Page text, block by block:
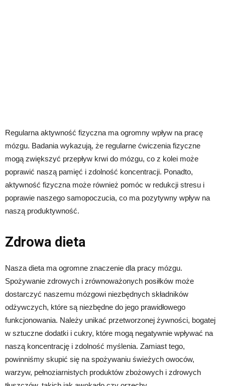
Regularna aktywność fizyczna ma ogromny wpływ na pracę
mózgu. Badania wykazują, że regularne ćwiczenia fizyczne
mogą zwiększyć przepływ krwi do mózgu, co z kolei może
poprawić naszą pamięć i zdolność koncentracji. Ponadto,
aktywność fizyczna może również pomóc w redukcji stresu i
poprawie naszego samopoczucia, co ma pozytywny wpływ na
naszą produktywność.
Zdrowa dieta
Nasza dieta ma ogromne znaczenie dla pracy mózgu.
Spożywanie zdrowych i zrównoważonych posiłków może
dostarczyć naszemu mózgowi niezbędnych składników
odżywczych, które są niezbędne do jego prawidłowego
funkcjonowania. Należy unikać przetworzonej żywności, bogatej
w sztuczne dodatki i cukry, które mogą negatywnie wpływać na
naszą koncentrację i zdolność myślenia. Zamiast tego,
powinniśmy skupić się na spożywaniu świeżych owoców,
warzyw, pełnoziarnistych produktów zbożowych i zdrowych